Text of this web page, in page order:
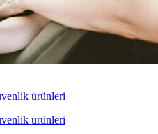
ürünleri
ürünleri